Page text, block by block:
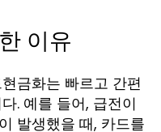
이유
금화는 빠르고 간편
. 예를 들어, 급전이
발생했을 때, 카드를